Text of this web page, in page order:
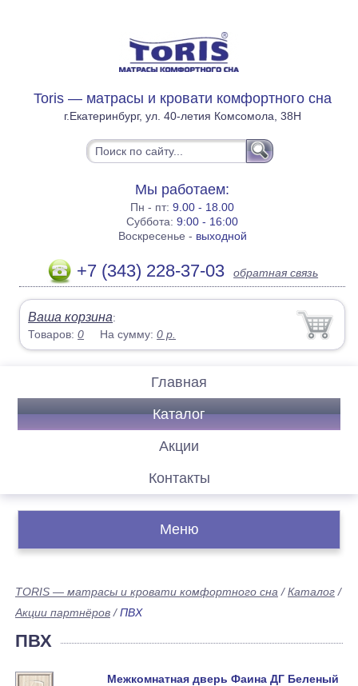
Toris — матрасы и кровати комфортного сна
г.Екатеринбург, ул. 40-летия Комсомола, 38Н
Мы работаем:
Пн - пт:9.00 - 18.00
Суббота:9:00 - 16:00
Воскресенье - выходной
+7 (343) 228-37-03 обратная связь
Ваша корзина:
Товаров:0 На сумму:0 р.
Главная
Каталог
Акции
Контакты
Меню
TORIS — матрасы и кровати комфортного сна /Каталог /
Акции партнёров /ПВХ
ПВХ
Межкомнатная дверь Фаина ДГ Беленый